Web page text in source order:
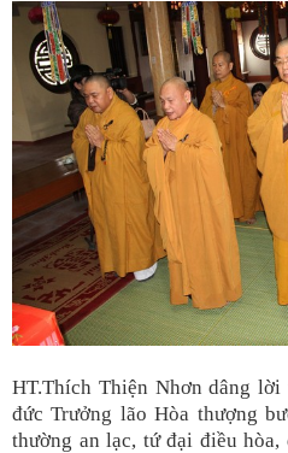
HT.Thích Thiện Nhơn dâng
đức Trưởng lão Hòa thượng
thường an lạc, tứ đại điều